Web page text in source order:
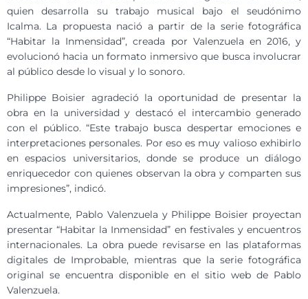
quien desarrolla su trabajo musical bajo el seudónimo
Icalma. La propuesta nació a partir de la serie fotográfica
“Habitar la Inmensidad”, creada por Valenzuela en 2016, y
evolucionó hacia un formato inmersivo que busca involucrar
al público desde lo visual y lo sonoro.
Philippe Boisier agradeció la oportunidad de presentar la
obra en la universidad y destacó el intercambio generado
con el público. “Este trabajo busca despertar emociones e
interpretaciones personales. Por eso es muy valioso exhibirlo
en espacios universitarios, donde se produce un diálogo
enriquecedor con quienes observan la obra y comparten sus
impresiones”, indicó.
Actualmente, Pablo Valenzuela y Philippe Boisier proyectan
presentar “Habitar la Inmensidad” en festivales y encuentros
internacionales. La obra puede revisarse en las plataformas
digitales de Improbable, mientras que la serie fotográfica
original se encuentra disponible en el sitio web de Pablo
Valenzuela.